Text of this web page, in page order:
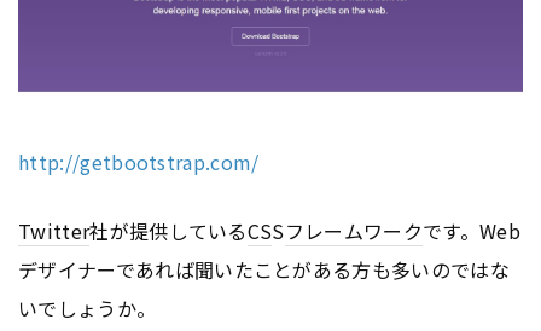
http://getbootstrap.com/
Twitter社が提供しているCSSフレームワークです。Web
デザイナーであれば聞いたことがある方も多いのではな
いでしょうか。